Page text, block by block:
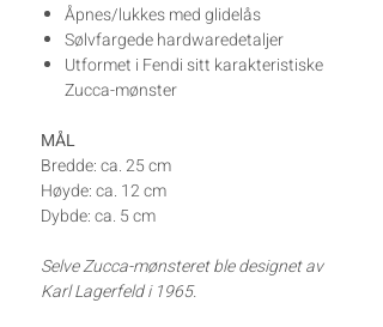
Åpnes/lukkes med glidelås
Sølvfargede hardwaredetaljer
Utformet i Fendi sitt karakteristiske
Zucca-mønster
MÅL
Bredde: ca. 25 cm
Høyde: ca. 12 cm
Dybde: ca. 5 cm
Selve Zucca-mønsteret ble designet av
Karl Lagerfeld i 1965.